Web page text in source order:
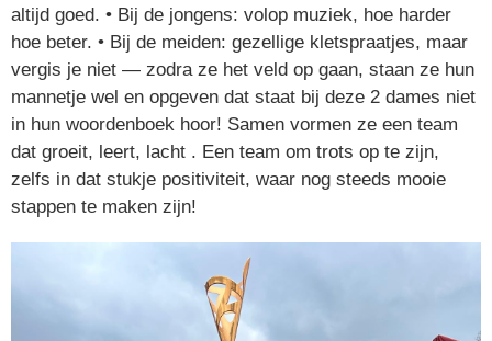
altijd goed. • Bij de jongens: volop muziek, hoe harder
hoe beter. • Bij de meiden: gezellige kletspraatjes, maar
vergis je niet — zodra ze het veld op gaan, staan ze hun
mannetje wel en opgeven dat staat bij deze 2 dames niet
in hun woordenboek hoor! Samen vormen ze een team
dat groeit, leert, lacht . Een team om trots op te zijn,
zelfs in dat stukje positiviteit, waar nog steeds mooie
stappen te maken zijn!